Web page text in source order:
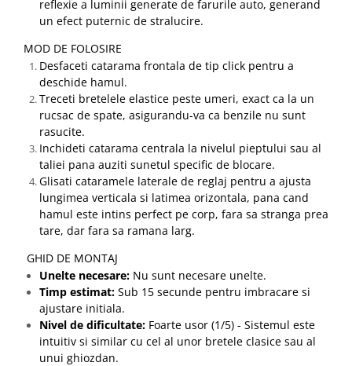
reflexie a luminii generate de farurile auto, generand
un efect puternic de stralucire.
MOD DE FOLOSIRE
Desfaceti catarama frontala de tip click pentru a
deschide hamul.
Treceti bretelele elastice peste umeri, exact ca la un
rucsac de spate, asigurandu-va ca benzile nu sunt
rasucite.
Inchideti catarama centrala la nivelul pieptului sau al
taliei pana auziti sunetul specific de blocare.
Glisati cataramele laterale de reglaj pentru a ajusta
lungimea verticala si latimea orizontala, pana cand
hamul este intins perfect pe corp, fara sa stranga prea
tare, dar fara sa ramana larg.
GHID DE MONTAJ
Unelte necesare: Nu sunt necesare unelte.
Timp estimat: Sub 15 secunde pentru imbracare si
ajustare initiala.
Nivel de dificultate: Foarte usor (1/5) - Sistemul este
intuitiv si similar cu cel al unor bretele clasice sau al
unui ghiozdan.